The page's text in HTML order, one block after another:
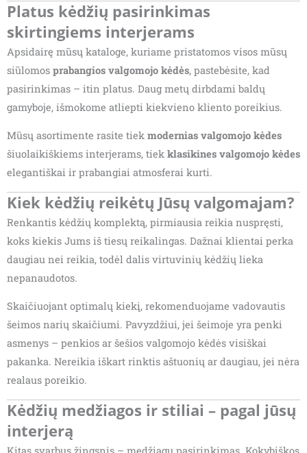
Platus kėdžių pasirinkimas
skirtingiems interjerams
Apsidairę mūsų kataloge, kuriame pristatomos visos mūsų
siūlomos prabangios valgomojo kėdės, pastebėsite, kad
pasirinkimas – itin platus. Daug metų dirbdami baldų
gamyboje, išmokome atliepti kiekvieno kliento poreikius.
Mūsų asortimente rasite tiek modernias valgomojo kėdes
šiuolaikiškiems interjerams, tiek klasikines valgomojo kėdes
elegantiškai ir prabangiai atmosferai kurti.
Kiek kėdžių reikėtų Jūsų valgomajam?
Renkantis kėdžių komplektą, pirmiausia reikia nuspręsti,
koks kiekis Jums iš tiesų reikalingas. Dažnai klientai perka
daugiau nei reikia, todėl dalis virtuvinių kėdžių lieka
nepanaudotos.
Skaičiuojant optimalų kiekį, rekomenduojame vadovautis
šeimos narių skaičiumi. Pavyzdžiui, jei šeimoje yra penki
asmenys – penkios ar šešios valgomojo kėdės visiškai
pakanka. Nereikia iškart rinktis aštuonių ar daugiau, jei nėra
realaus poreikio.
Kėdžių medžiagos ir stiliai – pagal jūsų
interjerą